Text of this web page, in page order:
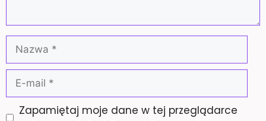
Nazwa
mail
Zapamiętaj moje dane w tej przeglądarce